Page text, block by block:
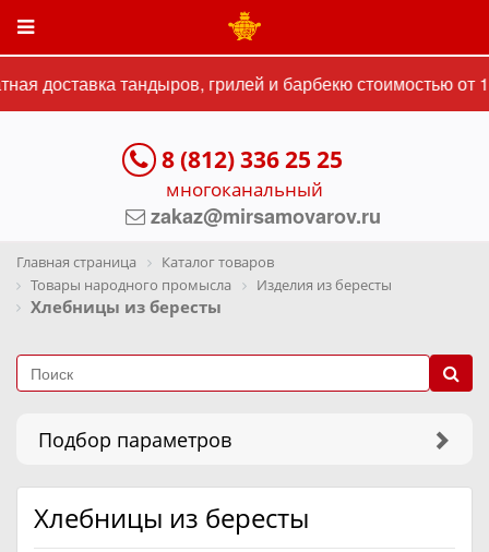
доставка тандыров, грилей и барбекю стоимостью от
8 (812) 336 25 25
многоканальный
zakaz@mirsamovarov.ru
Главная страница
Каталог товаров
Товары народного промысла
Изделия из бересты
Хлебницы из бересты
Подбор параметров
Хлебницы из бересты